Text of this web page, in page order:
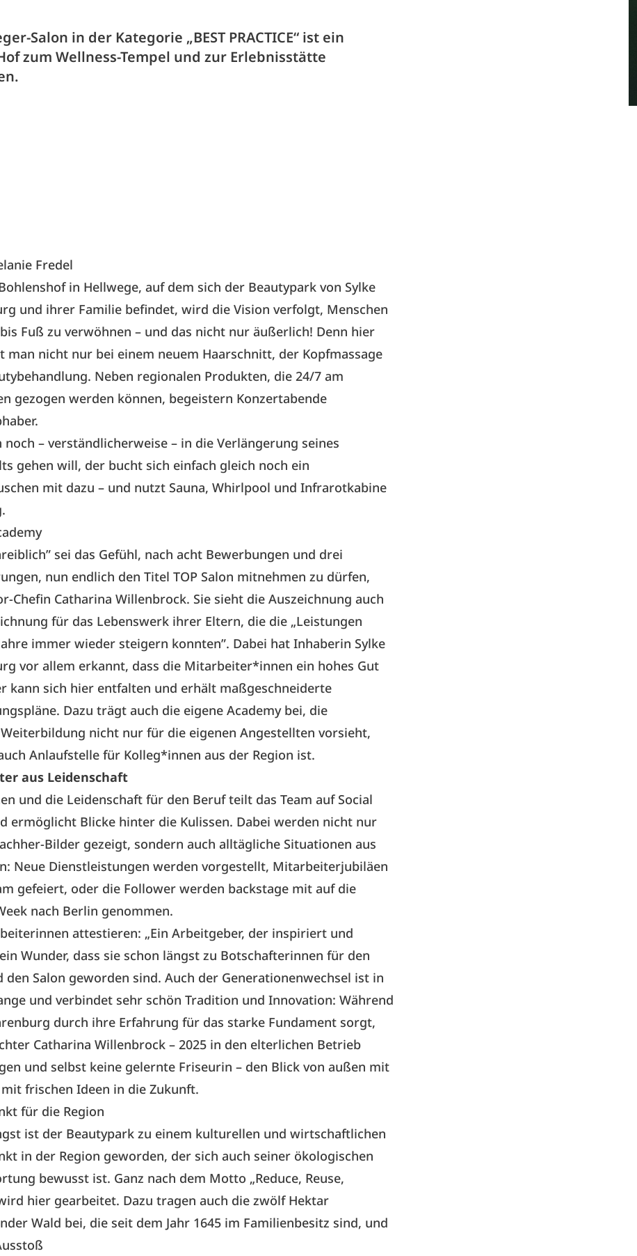
Salon in der Kategorie „BEST PRACTICE“ ist ein
zum Wellness-Tempel und zur Erlebnisstätte
Fredel
in Hellwege, auf dem sich der Beautypark von Sylke
und ihrer Familie befindet, wird die Vision verfolgt, Menschen
Fuß zu verwöhnen – und das nicht nur äußerlich! Denn hier
man nicht nur bei einem neuem Haarschnitt, der Kopfmassage
Neben regionalen Produkten, die 24/7 am
gezogen werden können, begeistern Konzertabende
noch – verständlicherweise – in die Verlängerung seines
gehen will, der bucht sich einfach gleich noch ein
mit dazu – und nutzt Sauna, Whirlpool und Infrarotkabine
sei das Gefühl, nach acht Bewerbungen und drei
nun endlich den Titel TOP Salon mitnehmen zu dürfen,
Chefin Catharina Willenbrock. Sie sieht die Auszeichnung auch
für das Lebenswerk ihrer Eltern, die die „Leistungen
immer wieder steigern konnten”. Dabei hat Inhaberin Sylke
vor allem erkannt, dass die Mitarbeiter*innen ein hohes Gut
kann sich hier entfalten und erhält maßgeschneiderte
Dazu trägt auch die eigene Academy bei, die
nicht nur für die eigenen Angestellten vorsieht,
Anlaufstelle für Kolleg*innen aus der Region ist.
aus Leidenschaft
und die Leidenschaft für den Beruf teilt das Team auf Social
ermöglicht Blicke hinter die Kulissen. Dabei werden nicht nur
Bilder gezeigt, sondern auch alltägliche Situationen aus
Neue Dienstleistungen werden vorgestellt, Mitarbeiterjubiläen
gefeiert, oder die Follower werden backstage mit auf die
nach Berlin genommen.
attestieren: „Ein Arbeitgeber, der inspiriert und
Wunder, dass sie schon längst zu Botschafterinnen für den
den Salon geworden sind. Auch der Generationenwechsel ist in
und verbindet sehr schön Tradition und Innovation: Während
durch ihre Erfahrung für das starke Fundament sorgt,
Catharina Willenbrock – 2025 in den elterlichen Betrieb
und selbst keine gelernte Friseurin – den Blick von außen mit
frischen Ideen in die Zukunft.
für die Region
ist der Beautypark zu einem kulturellen und wirtschaftlichen
in der Region geworden, der sich auch seiner ökologischen
bewusst ist. Ganz nach dem Motto „Reduce, Reuse,
hier gearbeitet. Dazu tragen auch die zwölf Hektar
Wald bei, die seit dem Jahr 1645 im Familienbesitz sind, und